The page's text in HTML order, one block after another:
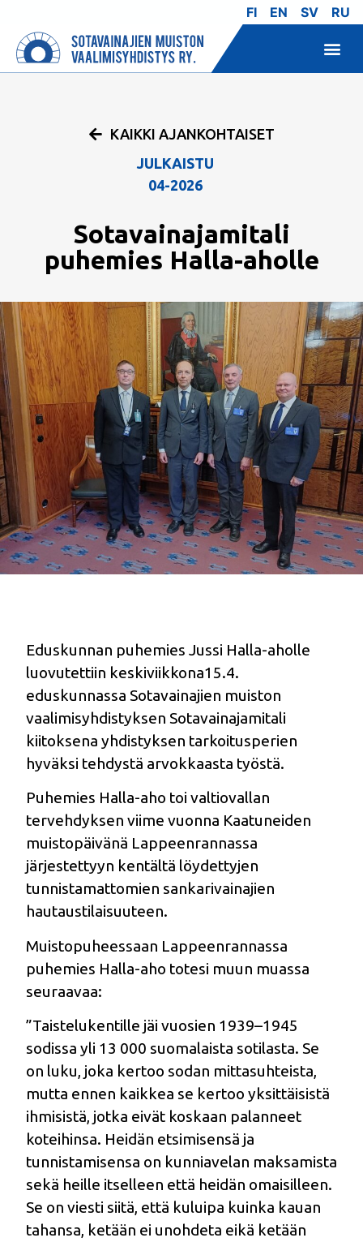
FI EN SV RU
KAIKKI AJANKOHTAISET
Sotavainajamitali
puhemies Halla-aholle
JULKAISTU
04-2026
Eduskunnan puhemies Jussi Halla-aholle
luovutettiin keskiviikkona15.4.
eduskunnassa Sotavainajien muiston
vaalimisyhdistyksen Sotavainajamitali
kiitoksena yhdistyksen tarkoitusperien
hyväksi tehdystä arvokkaasta työstä.
Puhemies Halla-aho toi valtiovallan
tervehdyksen viime vuonna Kaatuneiden
muistopäivänä Lappeenrannassa
järjestettyyn kentältä löydettyjen
tunnistamattomien sankarivainajien
hautaustilaisuuteen.
Muistopuheessaan Lappeenrannassa
puhemies Halla-aho totesi muun muassa
seuraavaa:
”Taistelukentille jäi vuosien 1939–1945
sodissa yli 13 000 suomalaista sotilasta. Se
on luku, joka kertoo sodan mittasuhteista,
mutta ennen kaikkea se kertoo yksittäisistä
ihmisistä, jotka eivät koskaan palanneet
koteihinsa. Heidän etsimisensä ja
tunnistamisensa on kunniavelan maksamista
sekä heille itselleen että heidän omaisilleen.
Se on viesti siitä, että kuluipa kuinka kauan
tahansa, ketään ei unohdeta eikä ketään